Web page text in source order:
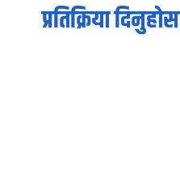
प्रतिक्रिया दिनुहोस